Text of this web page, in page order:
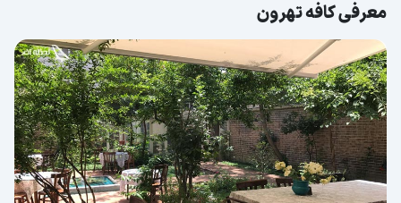
معرفی کافه تهرون